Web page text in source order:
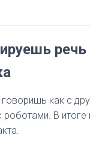
речь
как с
роботами. В итоге